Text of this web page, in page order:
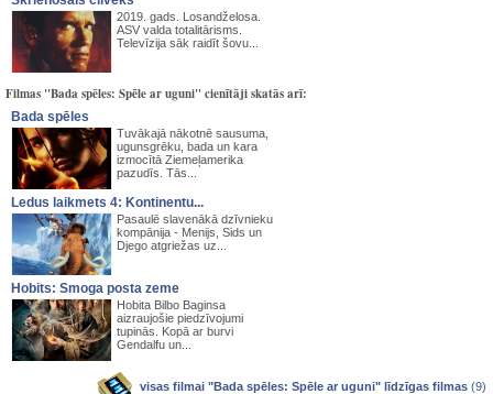
2019. gads. Losandželosa.
ASV valda totalitārisms.
Televīzija sāk raidīt šovu...
Filmas "Bada spēles: Spēle ar uguni" cienītāji skatās arī:
Bada spēles
Tuvākajā nākotnē sausuma,
ugunsgrēku, bada un kara
izmocītā Ziemeļamerika
pazudīs. Tās...
Ledus laikmets 4: Kontinentu...
Pasaulē slavenākā dzīvnieku
kompānija - Menijs, Sids un
Djego atgriežas uz...
Hobits: Smoga posta zeme
Hobita Bilbo Baginsa
aizraujošie piedzīvojumi
tupinās. Kopā ar burvi
Gendalfu un...
visas filmai "Bada spēles: Spēle ar uguni" līdzīgas filmas (9)